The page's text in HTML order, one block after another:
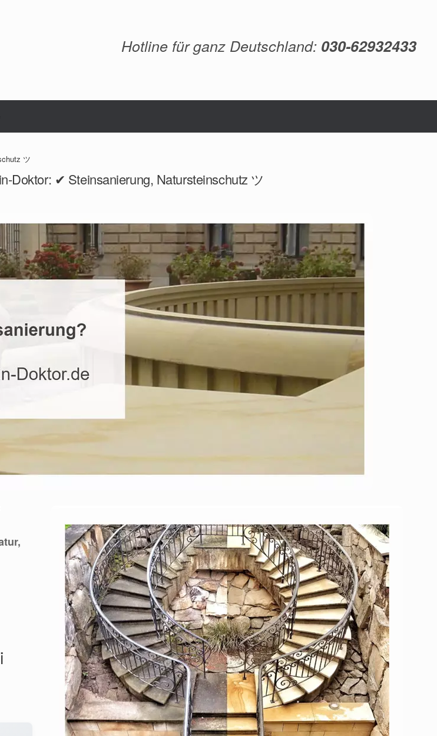
Hotline für ganz Deutschland: 030-62932433
ツ
Doktor: ✔ Steinsanierung, Natursteinschutz ツ